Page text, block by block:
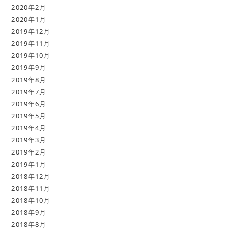
2020年2月
2020年1月
2019年12月
2019年11月
2019年10月
2019年9月
2019年8月
2019年7月
2019年6月
2019年5月
2019年4月
2019年3月
2019年2月
2019年1月
2018年12月
2018年11月
2018年10月
2018年9月
2018年8月